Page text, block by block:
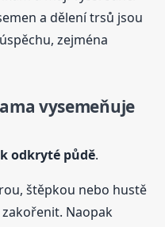
a dělení trsů jsou
zejména
vysemeňuje
odkryté půdě.
štěpkou nebo hustě
zakořenit. Naopak